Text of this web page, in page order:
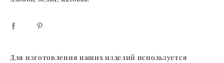
Для изготовления наших изделий используется